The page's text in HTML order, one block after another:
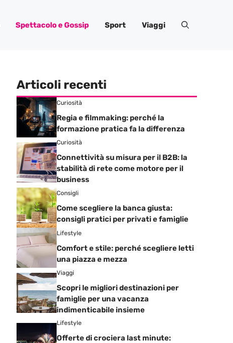
Spettacolo e Gossip Sport Viaggi
Articoli recenti
Curiosità
Regia e filmmaking: perché la
formazione pratica fa la differenza
Curiosità
Connettività su misura per il B2B: la
stabilità di rete come motore per il
business
Consigli
Come scegliere la banca giusta:
consigli pratici per privati e famiglie
Lifestyle
Comfort e stile: perché scegliere letti
una piazza e mezza
Viaggi
Scopri le migliori destinazioni per
famiglie per una vacanza
indimenticabile insieme
Lifestyle
Offerte di crociera last minute: